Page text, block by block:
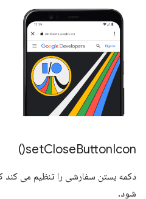
setCloseButtonIcon(
)
دکمه بستن سفارشی را تنظیم می کند
شود.